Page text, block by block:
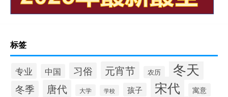
标签
专业 中国 习俗 元宵节 农历 冬天
冬季 唐代 大学 学校 孩子 宋代 寓意